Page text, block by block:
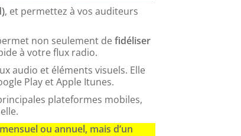
, et permettez à vos auditeurs
non seulement defidéliser
à votre flux radio.
audio et éléments visuels. Elle
Play et Apple Itunes.
plateformes mobiles,
ou annuel, mais d’un